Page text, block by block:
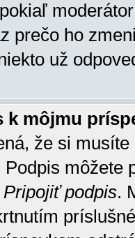
prečo ho
už
k môjmu
že si
Podpis môžete
Pripojiť podpis.